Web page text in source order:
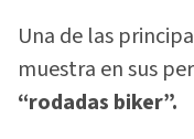
Una de las
muestra en sus
“rodadas biker”.